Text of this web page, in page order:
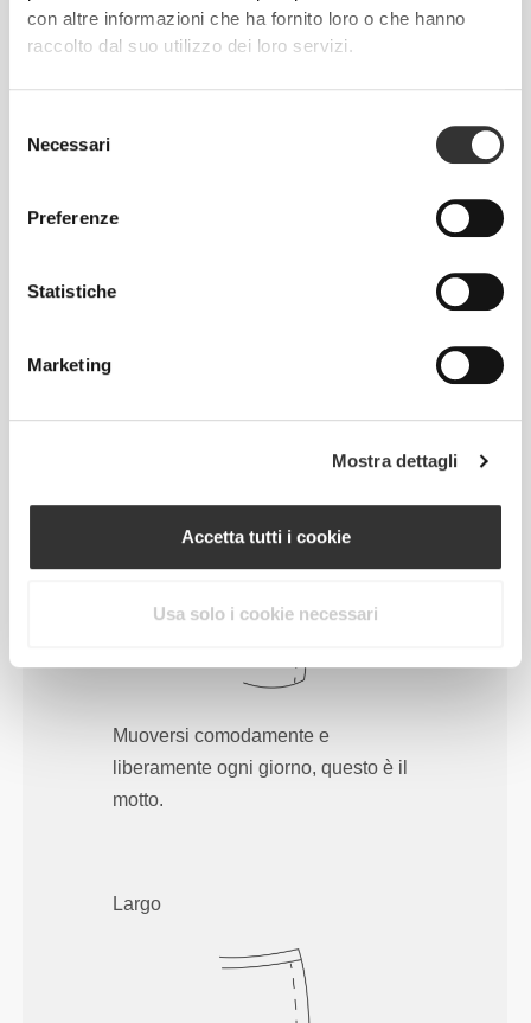
con altre informazioni che ha fornito loro o che hanno
raccolto dal suo utilizzo dei loro servizi.
delNecessari
Preferenze
Statistiche
Marketing
Mostra dettagli
Accetta tutti i cookie
Usa solo i cookie necessari
La vestibilità aderente mette in mostra la
Muoversi comodamente e
liberamente ogni giorno, questo è il
motto.
Largo